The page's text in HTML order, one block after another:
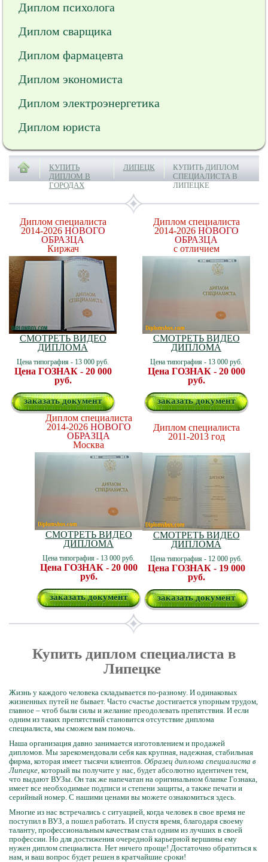
Диплом психолога
Диплом сварщика
Диплом фармацевта
Диплом экономиста
Диплом электроэнергетика
Диплом юриста
КУПИТЬ
ДИПЛОМ В
ГОРОДАХ
ЛИПЕЦК
КУПИТЬ ДИПЛОМ
СПЕЦИАЛИСТА В
ЛИПЕЦКЕ
Диплом специалиста
2014-2026 НОВОГО
ОБРАЗЦА
Киржач
СМОТРЕТЬ ВИДЕО
ДИПЛОМА
Цена типография - 13 000 руб.
Цена ГОЗНАК - 20 000
руб.
заказать документ
Диплом специалиста
2014-2026 НОВОГО
ОБРАЗЦА
с отличием
СМОТРЕТЬ ВИДЕО
ДИПЛОМА
Цена типография - 13 000 руб.
Цена ГОЗНАК - 20 000
руб.
заказать документ
Диплом специалиста
2014-2026 НОВОГО
ОБРАЗЦА
Москва
СМОТРЕТЬ ВИДЕО
ДИПЛОМА
Цена типография - 13 000 руб.
Цена ГОЗНАК - 20 000
руб.
заказать документ
Диплом специалиста
2011-2013 год
СМОТРЕТЬ ВИДЕО
ДИПЛОМА
Цена типография - 12 000 руб.
Цена ГОЗНАК - 19 000
руб.
заказать документ
Купить диплом специалиста в
Липецке
Жизнь у каждого человека складывается по-разному. И одинаковых
жизненных путей не бывает. Часто счастье достигается упорным трудом,
главное – чтоб были силы и желание преодолевать препятствия. И если
одним из таких препятствий становится отсутствие диплома
специалиста, мы сможем вам помочь.
Наша организация давно занимается изготовлением и продажей
дипломов. Мы зарекомендовали себя как крупная, надежная, стабильная
фирма, которая имеет тысячи клиентов. Образец диплома специалиста в
Липецке, который вы получите у нас, будет абсолютно идентичен тем,
что выдают ВУЗы. Он так же напечатан на оригинальном бланке Гознака,
имеет все необходимые подписи и степени защиты, а также печати и
серийный номер. С нашими ценами вы можете ознакомиться здесь.
Многие из нас встречались с ситуацией, когда человек в свое время не
поступил в ВУЗ, а пошел работать. И спустя время, благодаря своему
таланту, профессиональным качествам стал одним из лучших в своей
профессии. Но для достижения очередной карьерной вершины ему
нужен диплом специалиста. Нет ничего проще! Достаточно обратиться к
нам, и ваш вопрос будет решен в кратчайшие сроки!